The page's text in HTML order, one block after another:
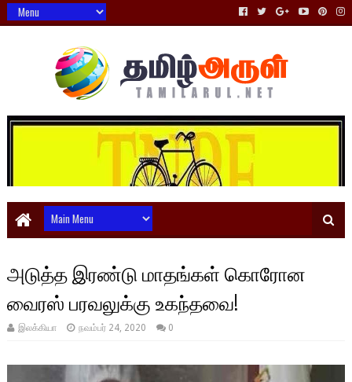
அடுத்த இரண்டு மாதங்கள் கொரோன
வைரஸ் பரவலுக்கு உகந்தவை!
இலக்கியா நவம்பர் 24, 2020 0